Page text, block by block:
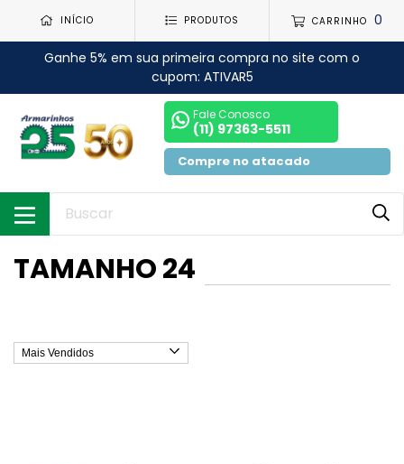
INÍCIO PRODUTOS CARRINHO 0
Ganhe 5% em sua primeira compra no site com o
cupom: ATIVAR5
Fale Conosco
(11) 97363-5511
Compre no atacado
TAMANHO 24